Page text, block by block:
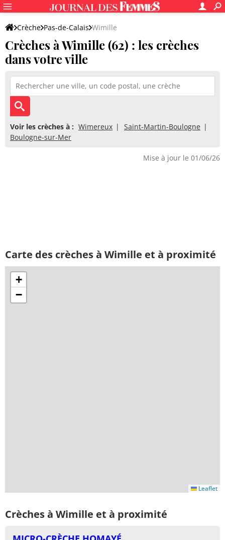
Crèche Pas-de-Calais Wimille
Crèches à Wimille (62) : les crèches
dans votre ville
Voir les crèches à : Wimereux
Saint-Martin-Boulogne
Boulogne-sur-Mer
Mise à jour le 01/06/26
Carte des crèches à Wimille et à proximité
+
−
Leaflet
Crèches à Wimille et à proximité